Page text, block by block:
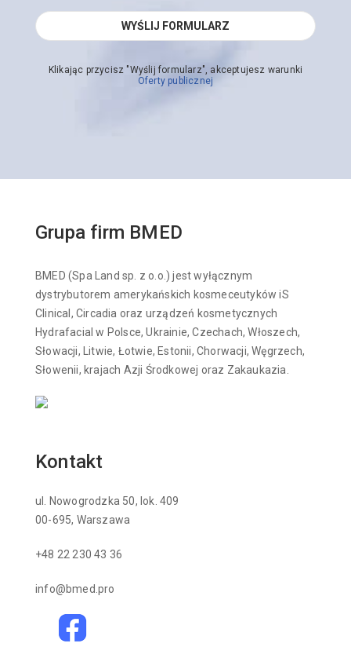
Klikając przycisz "Wyślij formularz", akceptujesz warunki
Oferty publicznej
Grupa firm BMED
BMED (Spa Land sp. z o.o.) jest wyłącznym
dystrybutorem amerykańskich kosmeceutyków iS
Clinical, Circadia oraz urządzeń kosmetycznych
Hydrafacial w Polsce, Ukrainie, Czechach, Włoszech,
Słowacji, Litwie, Łotwie, Estonii, Chorwacji, Węgrzech,
Słowenii, krajach Azji Środkowej oraz Zakaukazia.
Kontakt
ul. Nowogrodzka 50, lok. 409
00-695, Warszawa
+48 22 230 43 36
info@bmed.pro